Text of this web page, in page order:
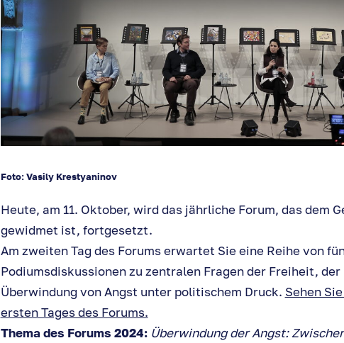
Foto: Vasily Krestyaninov
Heute, am 11. Oktober, wird das jährliche Forum, das dem
gewidmet ist, fortgesetzt.
Am zweiten Tag des Forums erwartet Sie eine Reihe von
Podiumsdiskussionen zu zentralen Fragen der Freiheit,
Überwindung von Angst unter politischem Druck. Sehen
ersten Tages des Forums.
Thema des Forums 2024: Überwindung der Angst: